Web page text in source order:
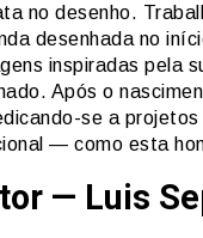
no desenho.
desenhada no
inspiradas pela
Após o
se a
— como esta
— Luis